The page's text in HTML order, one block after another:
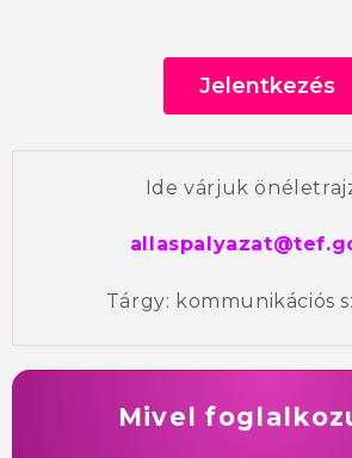
Jelentkezés
Ide várjuk
Tárgy: kommunikációs
Mivel